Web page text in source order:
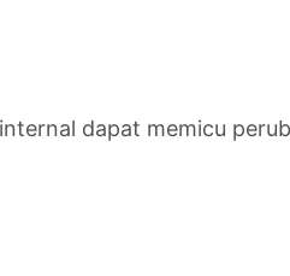
dapat memicu